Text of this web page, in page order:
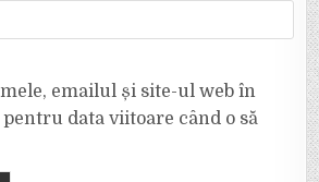
emailul și site-ul web în
data viitoare când o să